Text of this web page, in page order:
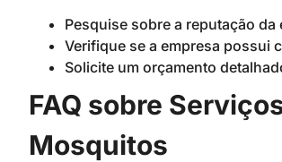
Pesquise sobre a reputação
Verifique se a empresa possui
Solicite um orçamento
FAQ sobre
Mosquitos